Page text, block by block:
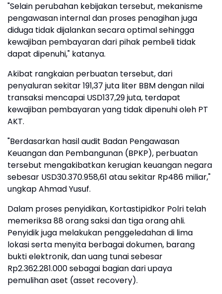
"Selain perubahan kebijakan tersebut, mekanisme
pengawasan internal dan proses penagihan juga
diduga tidak dijalankan secara optimal sehingga
kewajiban pembayaran dari pihak pembeli tidak
dapat dipenuhi," katanya.
Akibat rangkaian perbuatan tersebut, dari
penyaluran sekitar 191,37 juta liter BBM dengan nilai
transaksi mencapai USD137,29 juta, terdapat
kewajiban pembayaran yang tidak dipenuhi oleh PT
AKT.
"Berdasarkan hasil audit Badan Pengawasan
Keuangan dan Pembangunan (BPKP), perbuatan
tersebut mengakibatkan kerugian keuangan negara
sebesar USD30.370.958,61 atau sekitar Rp486 miliar,"
ungkap Ahmad Yusuf.
Dalam proses penyidikan, Kortastipidkor Polri telah
memeriksa 88 orang saksi dan tiga orang ahli.
Penyidik juga melakukan penggeledahan di lima
lokasi serta menyita berbagai dokumen, barang
bukti elektronik, dan uang tunai sebesar
Rp2.362.281.000 sebagai bagian dari upaya
pemulihan aset (asset recovery).